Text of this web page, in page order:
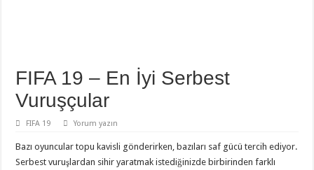
FIFA 19 – En İyi Serbest
Vuruşçular
FIFA 19 Yorum yazın
Bazı oyuncular topu kavisli gönderirken, bazıları saf gücü tercih ediyor.
Serbest vuruşlardan sihir yaratmak istediğinizde birbirinden farklı